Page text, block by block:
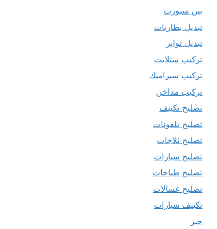
بين سبورت
تبديل بطاريات
تبديل تواير
تركيب ستلايت
تركيب سيراميك
تركيب مداخن
تصليح تكييف
تصليح تلفونات
تصليح ثلاجات
تصليح سيارات
تصليح طباخات
تصليح غسالات
تكييف سيارات
حبر